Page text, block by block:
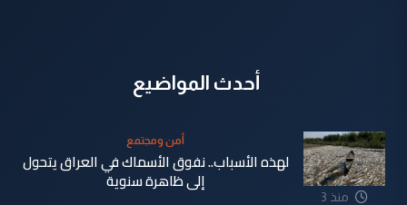
أحدث المواضيع
منذ 3
أمن ومجتمع
لهذه الأسباب.. نفوق الأسماك في العراق يتحول
إلى ظاهرة سنوية